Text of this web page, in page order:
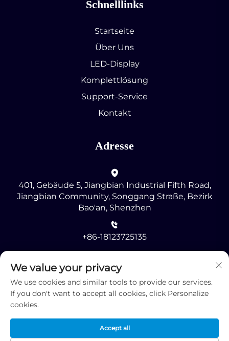
Schnelllinks
Startseite
Über Uns
LED-Display
Komplettlösung
Support-Service
Kontakt
Adresse
401, Gebäude 5, Jiangbian Industrial Fifth Road,
Jiangbian Community, Songgang Straße, Bezirk
Bao'an, Shenzhen
+86-18123725135
[email protected]
Copyright © 2025 durch Shenzhen RMG
We value your privacy
We use cookies and similar tools to provide our services.
If you don't want to accept all cookies, click Personalize
cookies.
Accept all